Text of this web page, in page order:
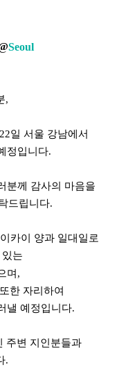
Seoul
,
22일 서울 강남에서
정입니다.
분께 감사의 마음을
드립니다.
카이 양과 일대일로
는
며 ,
한 자리하여
낼 예정입니다.
주변 지인분들과
.